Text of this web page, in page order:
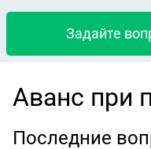
Задайте
Аванс при
Последние